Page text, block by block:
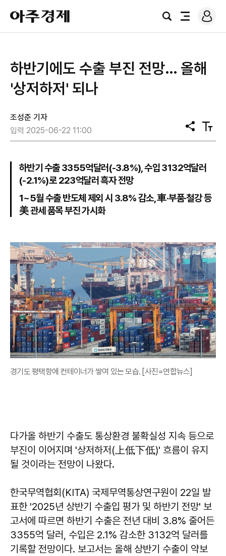
아
주
경
검
전
로
그
하반기에도 수출 부진 전망… 올해
'상저하저' 되나
조성준 기자
입력 2025-06-22 11:00
공
유
텍
스
하반기 수출 3355억달러(-3.8%), 수입 3132억달러
(-2.1%)로 223억달러 흑자 전망
1~5월 수출 반도체 제외 시 3.8% 감소, 車·부품·철강 등
美 관세 품목 부진 가시화
경기도 평택항에 컨테이너가 쌓여 있는 모습. [사진=연합뉴스]
다가올 하반기 수출도 통상환경 불확실성 지속 등으로
부진이 이어지며 '상저하저(上低下低)' 흐름이 유지
될 것이라는 전망이 나왔다.
한국무역협회(KITA) 국제무역통상연구원이 22일 발
표한 '2025년 상반기 수출입 평가 및 하반기 전망' 보
고서에 따르면 하반기 수출은 전년 대비 3.8% 줄어든
3355억 달러, 수입은 2.1% 감소한 3132억 달러를
기록할 전망이다. 보고서는 올해 상반기 수출이 약보